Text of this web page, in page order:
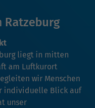
Ratzeburg
liegt in mitten
am Luftkurort
wir Menschen
individuelle Blick auf
unser